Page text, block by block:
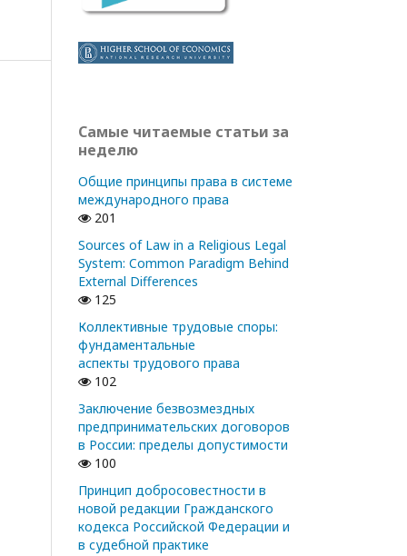
Самые читаемые статьи за
неделю
Общие принципы права в системе
международного права
201
Sources of Law in a Religious Legal
System: Common Paradigm Behind
External Differences
125
Коллективные трудовые споры:
фундаментальные
аспекты трудового права
102
Заключение безвозмездных
предпринимательских договоров
в России: пределы допустимости
100
Принцип добросовестности в
новой редакции Гражданского
кодекса Российской Федерации и
в судебной практике